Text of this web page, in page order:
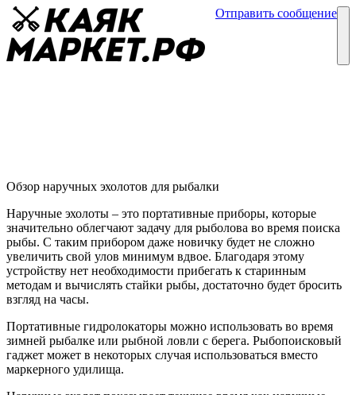
Отправить сообщение
Обзор наручных эхолотов для рыбалки
Наручные эхолоты – это портативные приборы, которые
значительно облегчают задачу для рыболова во время поиска
рыбы. С таким прибором даже новичку будет не сложно
увеличить свой улов минимум вдвое. Благодаря этому
устройству нет необходимости прибегать к старинным
методам и вычислять стайки рыбы, достаточно будет бросить
взгляд на часы.
Портативные гидролокаторы можно использовать во время
зимней рыбалке или рыбной ловли с берега. Рыбопоисковый
гаджет может в некоторых случая использоваться вместо
маркерного удилища.